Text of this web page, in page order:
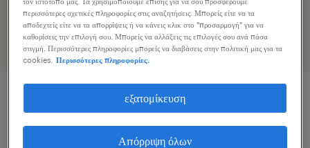
προφίλ σας
περιγραφή εργασίας
περισσότερες σχετικές πληροφορίες στις αναζητήσεις. Μπορείς είτε να τα
αποδεχτείς είτε να τα απορρίψεις ή να κάνεις κλικ στο "προσαρμογή" για να
καθορίσεις την επιλογή σου. Μπορείς να αλλάξεις τις επιλογές σου ανά πάσα
στιγμή. Περισσότερες πληροφορίες μπορείς να διαβάσεις στην πολιτική μας για τα
cookies.
Περισσότερες πληροφορίες.
εξατομίκευση
Απόρριψη όλων